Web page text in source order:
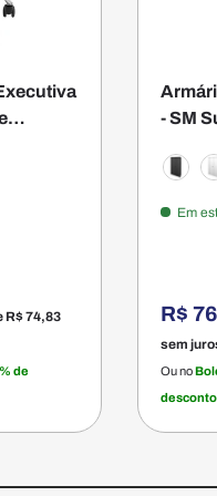
Office
R$ 74,83
de
- SM
Em
R$
sem
Ou no
desconto